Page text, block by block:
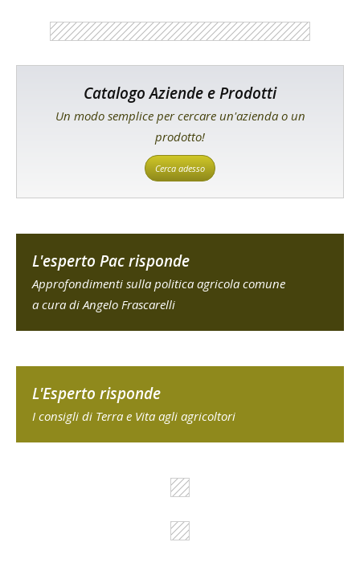
Catalogo Aziende e Prodotti
Un modo semplice per cercare un'azienda o un
prodotto!
Cerca adesso
L'esperto Pac risponde
Approfondimenti sulla politica agricola comune
a cura di Angelo Frascarelli
L'Esperto risponde
I consigli di Terra e Vita agli agricoltori